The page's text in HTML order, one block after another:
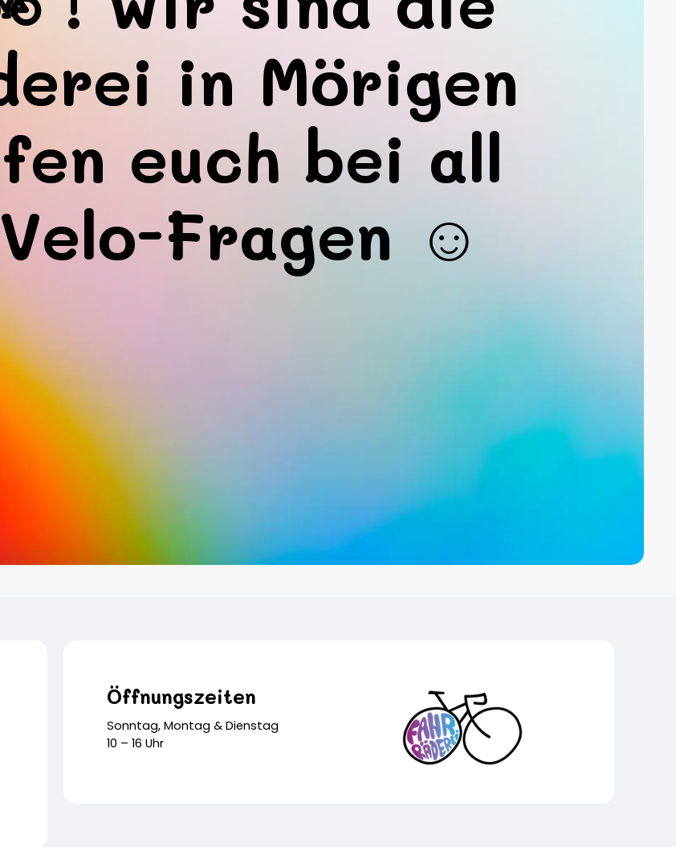
in Mörigen
euch bei all
Fragen ☺️
Öffnungszeiten
Sonntag, Montag & Dienstag
10 – 16 Uhr